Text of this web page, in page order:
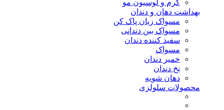
کرم و لوسیون مو
بهداشت دهان و دندان
مسواک زبان پاک کن
مسواک بین دندانی
سفید کننده دندان
مسواک
خمیر دندان
نخ دندان
دهان شویه
محصولات سلولزی